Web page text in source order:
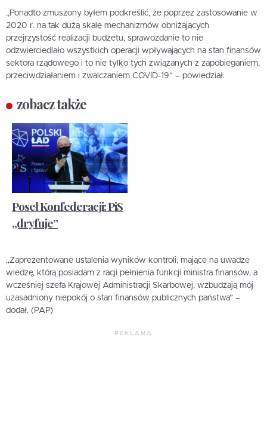
„Ponadto zmuszony byłem podkreślić, że poprzez zastosowanie w
2020 r. na tak dużą skalę mechanizmów obniżających
przejrzystość realizacji budżetu, sprawozdanie to nie
odzwierciedlało wszystkich operacji wpływających na stan finansów
sektora rządowego i to nie tylko tych związanych z zapobieganiem,
przeciwdziałaniem i zwalczaniem COVID-19” – powiedział.
zobacz także
Poseł Konfederacji: PiS
„dryfuje”
„Zaprezentowane ustalenia wyników kontroli, mające na uwadze
wiedzę, którą posiadam z racji pełnienia funkcji ministra finansów, a
wcześniej szefa Krajowej Administracji Skarbowej, wzbudzają mój
uzasadniony niepokój o stan finansów publicznych państwa” –
dodał. (PAP)
REKLAMA